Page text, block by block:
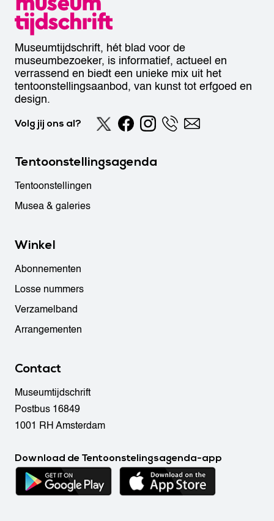
Museumtijdschrift, hét blad voor de
museumbezoeker, is informatief, actueel en
verrassend en biedt een unieke mix uit het
tentoonstellingsaanbod, van kunst tot erfgoed en
design.
Volg jij ons al?
Tentoonstellingsagenda
Tentoonstellingen
Musea & galeries
Winkel
Abonnementen
Losse nummers
Verzamelband
Arrangementen
Contact
Museumtijdschrift
Postbus 16849
1001 RH Amsterdam
Download de Tentoonstelingsagenda-app